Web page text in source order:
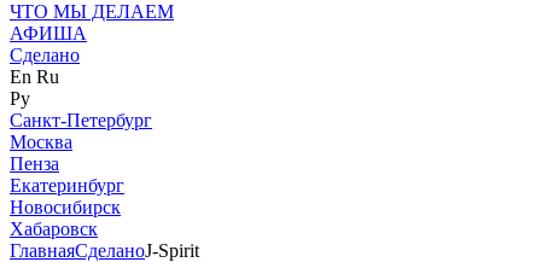
ЧТО МЫ ДЕЛАЕМ
АФИША
Сделано
En Ru
Ру
Санкт-Петербург
Москва
Пенза
Екатеринбург
Новосибирск
Хабаровск
ГлавнаяСделаноJ-Spirit